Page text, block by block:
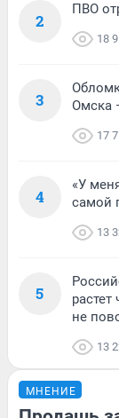
2
ПВО
18
3
Омска
17
4
«У
самой
13
5
не
13
МНЕНИЕ